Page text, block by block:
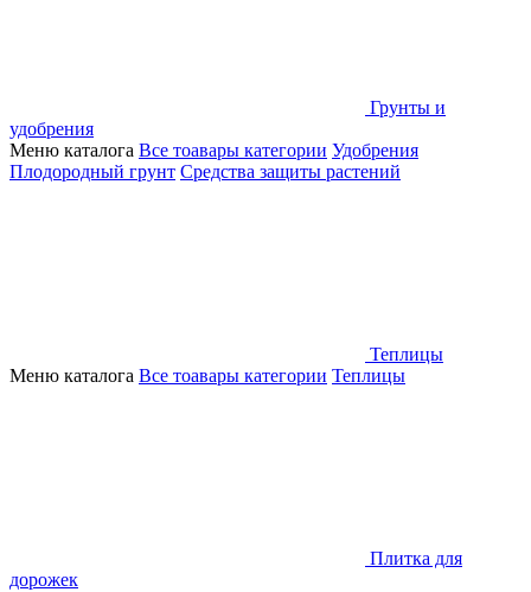
Грунты и
удобрения
Меню каталога Все тоавары категории Удобрения
Плодородный грунт Средства защиты растений
Теплицы
Меню каталога Все тоавары категории Теплицы
Плитка для
дорожек